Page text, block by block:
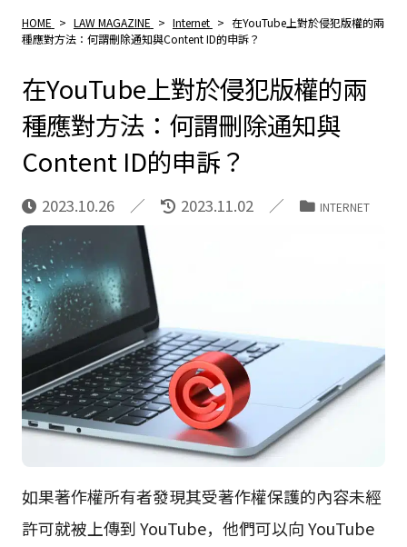
HOME > LAW MAGAZINE > Internet > 在YouTube上對於侵犯版權的兩
種應對方法：何謂刪除通知與Content ID的申訴？
在YouTube上對於侵犯版權的兩
種應對方法：何謂刪除通知與
Content ID的申訴？
2023.10.26 2023.11.02 INTERNET
如果著作權所有者發現其受著作權保護的內容未經
許可就被上傳到 YouTube，他們可以向 YouTube